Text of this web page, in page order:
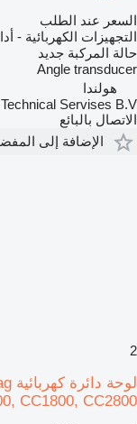
السعر عند الطلب
التجهيزات الكهربائية -
حالة المركبة جديد
Angle transducer
هولندا
Servises B.V.
الاتصال بالبائع
الإضافة إلى
2
CC1800, CC2800